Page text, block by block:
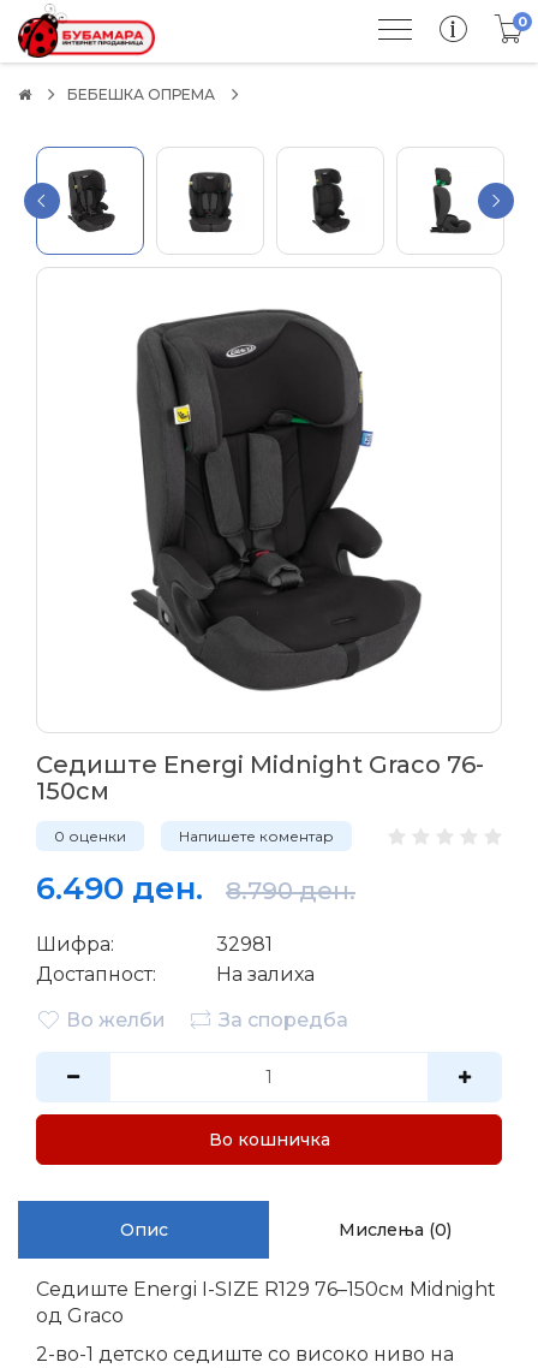
0
БЕБЕШКА ОПРЕМА
Седиште Energi Midnight Graco 76-
150см
0 оценки Напишете коментар
6.490 ден. 8.790 ден.
Шифра:
32981
Достапност:
На залиха
Во желби
За споредба
Во кошничка
Опис Мислења (0)
Седиште Energi I-SIZE R129 76–150см Midnight
од Graco
2-во-1 детско седиште со високо ниво на